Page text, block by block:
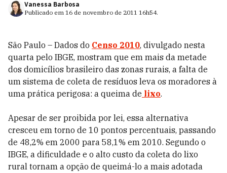
Vanessa Barbosa
Publicado em 16 de novembro de 2011 16h54.
São Paulo – Dados do Censo 2010, divulgado nesta
quarta pelo IBGE, mostram que em mais da metade
dos domicílios brasileiro das zonas rurais, a falta de
um sistema de coleta de resíduos leva os moradores à
uma prática perigosa: a queima de lixo.
Apesar de ser proibida por lei, essa alternativa
cresceu em torno de 10 pontos percentuais, passando
de 48,2% em 2000 para 58,1% em 2010. Segundo o
IBGE, a dificuldade e o alto custo da coleta do lixo
rural tornam a opção de queimá-lo a mais adotada